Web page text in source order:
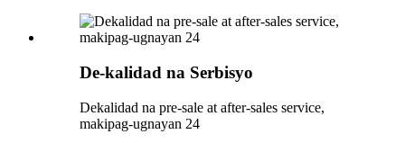
De-kalidad na Serbisyo
Dekalidad na pre-sale at after-sales service,
makipag-ugnayan 24